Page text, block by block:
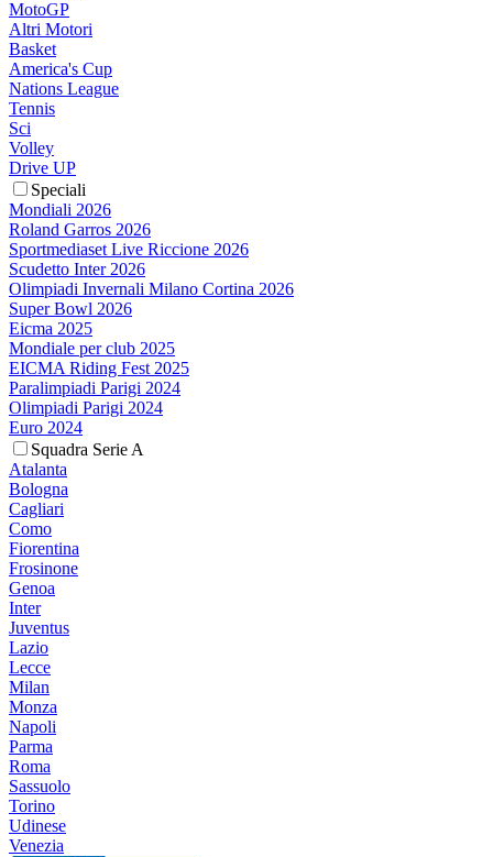
MotoGP
Altri Motori
Basket
America's Cup
Nations League
Tennis
Sci
Volley
Drive UP
Speciali
Mondiali 2026
Roland Garros 2026
Sportmediaset Live Riccione 2026
Scudetto Inter 2026
Olimpiadi Invernali Milano Cortina 2026
Super Bowl 2026
Eicma 2025
Mondiale per club 2025
EICMA Riding Fest 2025
Paralimpiadi Parigi 2024
Olimpiadi Parigi 2024
Euro 2024
Squadra Serie A
Atalanta
Bologna
Cagliari
Como
Fiorentina
Frosinone
Genoa
Inter
Juventus
Lazio
Lecce
Milan
Monza
Napoli
Parma
Roma
Sassuolo
Torino
Udinese
Venezia